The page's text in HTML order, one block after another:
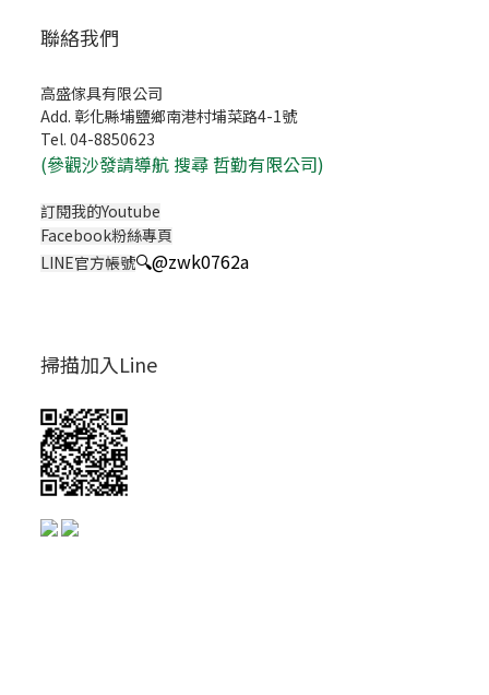
聯絡我們
高盛傢具有限公司
Add. 彰化縣埔鹽鄉南港村埔菜路4-1號
Tel. 04-8850623
(參觀沙發請導航 搜尋 哲勤有限公司)
訂閱我的Youtube
Facebook粉絲專頁
LINE官方帳號🔍@zwk0762a
掃描加入Line